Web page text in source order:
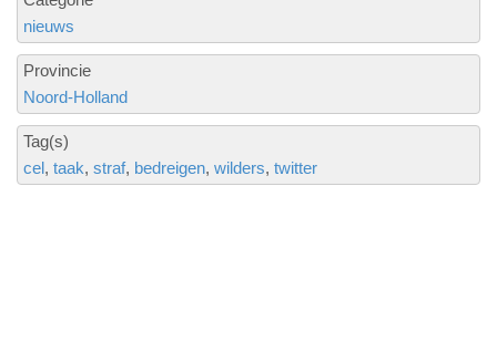
nieuws
Provincie
Noord-Holland
Tag(s)
cel taak straf bedreigen wilders twitter